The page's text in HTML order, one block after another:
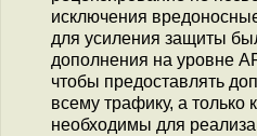
исключения
для усиления защиты
дополнения на уровне
чтобы предоставлять
всему трафику, а
необходимы для